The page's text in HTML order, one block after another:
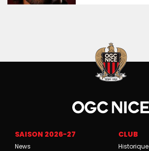
SAISON 2026-27
News
CLUB
Historique